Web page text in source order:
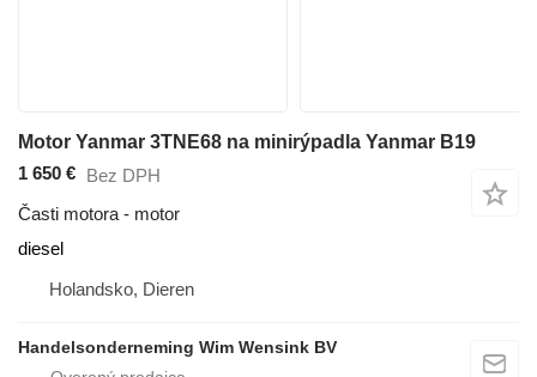
Motor Yanmar 3TNE68 na minirýpadla Yanmar B19
1 650 € Bez DPH
Časti motora - motor
diesel
Holandsko, Dieren
Handelsonderneming Wim Wensink BV